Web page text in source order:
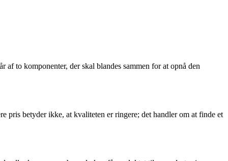
to komponenter, der skal blandes sammen for at opnå den
betyder ikke, at kvaliteten er ringere; det handler om at finde et